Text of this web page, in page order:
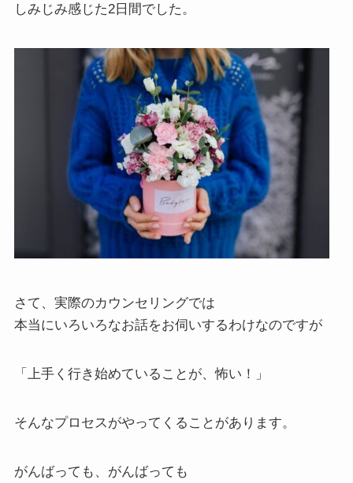
しみじみ感じた2日間でした。
さて、実際のカウンセリングでは
本当にいろいろなお話をお伺いするわけなのですが
「上手く行き始めていることが、怖い！」
そんなプロセスがやってくることがあります。
がんばっても、がんばっても